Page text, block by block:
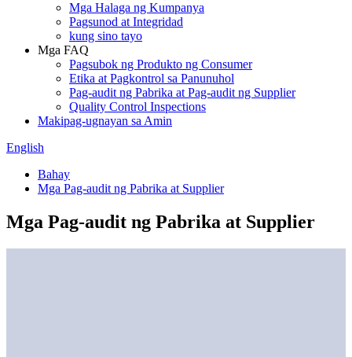
Mga Halaga ng Kumpanya
Pagsunod at Integridad
kung sino tayo
Mga FAQ
Pagsubok ng Produkto ng Consumer
Etika at Pagkontrol sa Panunuhol
Pag-audit ng Pabrika at Pag-audit ng Supplier
Quality Control Inspections
Makipag-ugnayan sa Amin
English
Bahay
Mga Pag-audit ng Pabrika at Supplier
Mga Pag-audit ng Pabrika at Supplier